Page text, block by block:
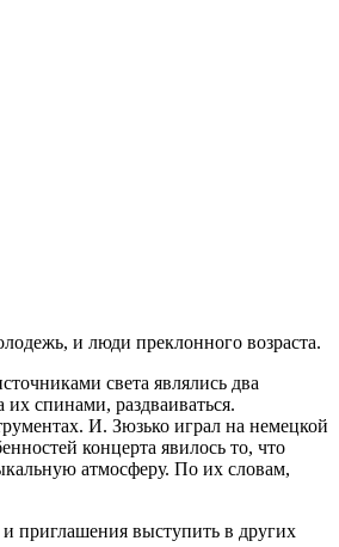
и люди преклонного возраста.
света являлись два
спинами, раздваивать­ся.
И. Зюзько играл на немецкой
кон­церта явилось то, что
атмосферу. По их словам,
приглашения вы­ступить в других